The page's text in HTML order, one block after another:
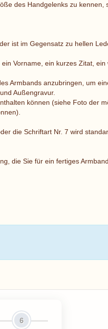
des Handgelenks zu kennen,
ist im Gegensatz zu hellen
Vorname, ein kurzes Zitat, ein
Armbands anzubringen, um
Außengravur.
können (siehe Foto der
die Schriftart Nr. 7 wird
die Sie für ein fertiges
6